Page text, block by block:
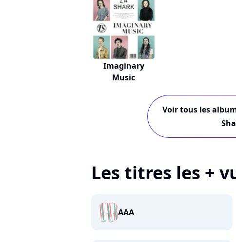
Imaginary
Music
Voir tous les
Les titres les +
AAA